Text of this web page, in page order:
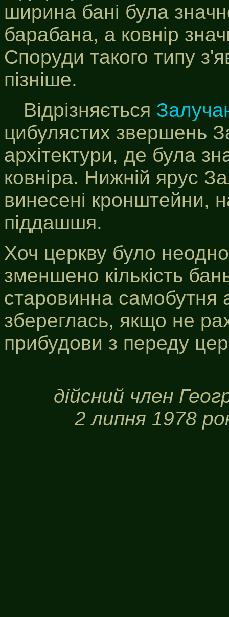
ширина бані була
барабана, а ковнір
Споруди такого типу
пізніше.
Відрізняється
цибулястих звершень
архітектури, де була
ковніра. Нижній ярус
винесені кронштейни,
піддашшя.
Хоч церкву було
зменшено кількість
старовинна самобутня
збереглась, якщо не
прибудови з переду
дійсний член
2 липня 1978